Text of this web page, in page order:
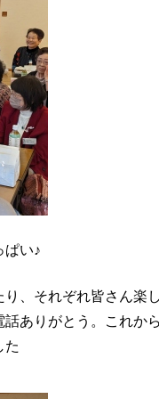
ぱい♪
、それぞれ皆さん楽
ありがとう。これか
た